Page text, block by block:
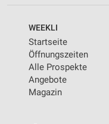
WEEKLI
Startseite
Öffnungszeiten
Alle Prospekte
Angebote
Magazin